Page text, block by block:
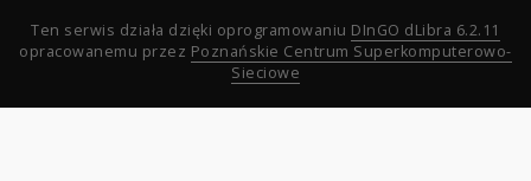
Ten serwis działa dzięki oprogramowaniu DInGO dLibra 6.2.11
opracowanemu przez Poznańskie Centrum Superkomputerowo-
Sieciowe